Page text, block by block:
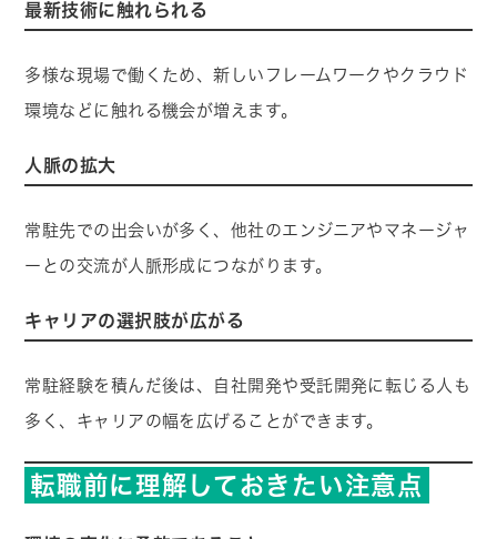
最新技術に触れられる
多様な現場で働くため、新しいフレームワークやクラウド
環境などに触れる機会が増えます。
人脈の拡大
常駐先での出会いが多く、他社のエンジニアやマネージャ
ーとの交流が人脈形成につながります。
キャリアの選択肢が広がる
常駐経験を積んだ後は、自社開発や受託開発に転じる人も
多く、キャリアの幅を広げることができます。
転職前に理解しておきたい注意点